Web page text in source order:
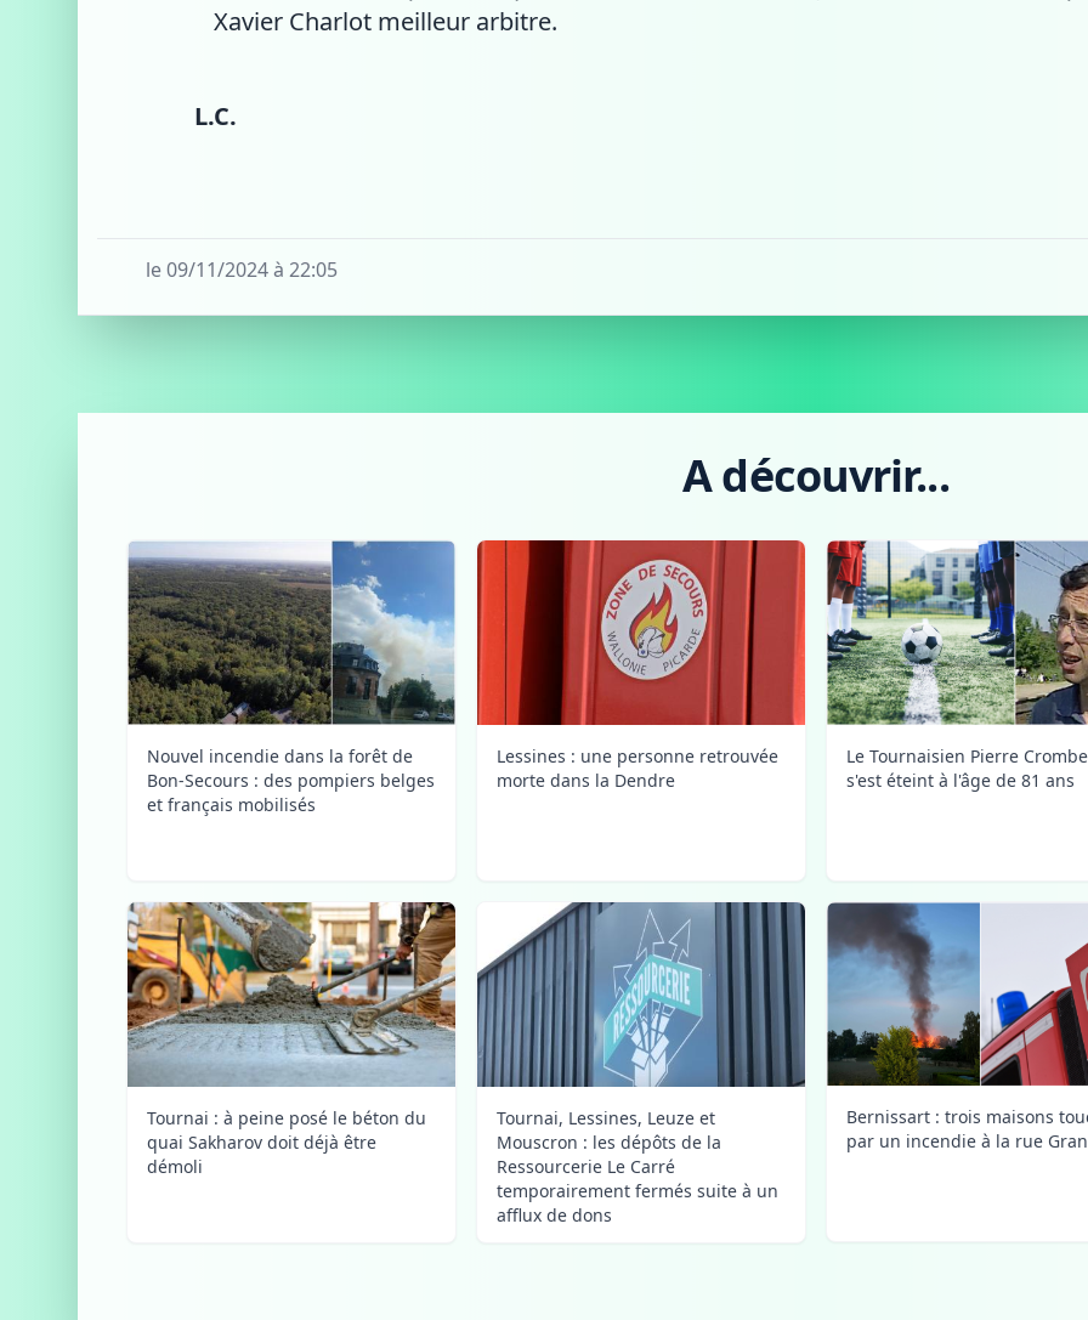
Xavier Charlot meilleur arbitre.
L.C.
le 09/11/2024 à 22:05
A découvrir...
Nouvel incendie dans la forêt de
Bon-Secours : des pompiers belges
et français mobilisés
Lessines : une personne retrouvée
morte dans la Dendre
Le Tournaisien Pierre
s'est éteint à l'âge de 81 ans
Tournai : à peine posé le béton du
quai Sakharov doit déjà être
démoli
Tournai, Lessines, Leuze et
Mouscron : les dépôts de la
Ressourcerie Le Carré
temporairement fermés suite à un
afflux de dons
Bernissart : trois maisons
par un incendie à la rue